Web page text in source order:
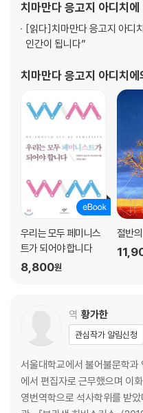
간의 오렌지 소설상 수상작 중
치마만다 응고지 아디치에
[읽다]치마만다 응고지 아디
인간이 됩니다”
치마만다 응고지 아디치에
우리는 모두 페미니스
트가 되어야 합니다
8,800원
절반
역 황가한
관심작가 알림신청
서울대학교에서 불어불문학
에서 편집자로 근무했으며 이
영번역학으로 석사학위를 받